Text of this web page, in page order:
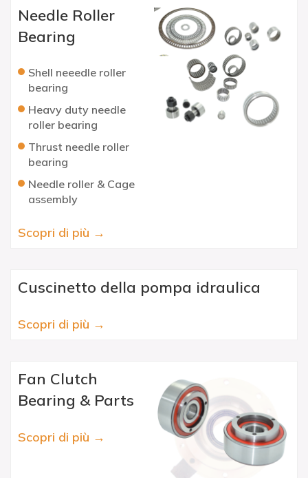
Needle Roller
Bearing
Shell neeedle roller
bearing
Heavy duty needle
roller bearing
Thrust needle roller
bearing
Needle roller & Cage
assembly
Scopri di più →
Cuscinetto della pompa idraulica
Scopri di più →
Fan Clutch
Bearing & Parts
Scopri di più →